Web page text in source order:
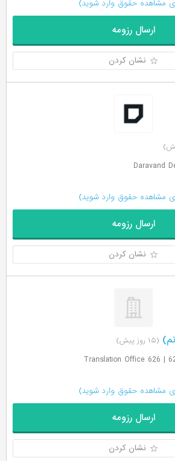
مشاهده حقوق وارد شوید)
ارسال رزومه
نشان کردن
مشاهده حقوق وارد شوید)
ارسال رزومه
نشان کردن
(۱۵ روز پیش)
مشاهده حقوق وارد شوید)
ارسال رزومه
نشان کردن